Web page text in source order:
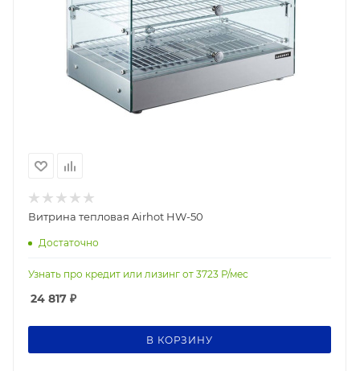
Витрина тепловая Airhot HW-50
Достаточно
Узнать про кредит или лизинг от 3723 Р/мес
24 817 ₽
В КОРЗИНУ